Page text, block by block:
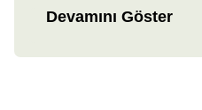
Devamını Göster